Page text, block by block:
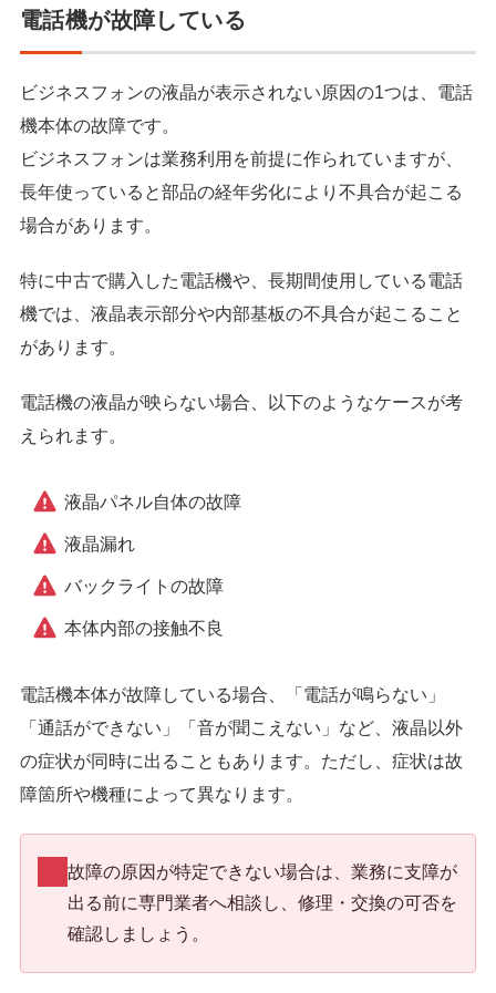
電話機が故障している
ビジネスフォンの液晶が表示されない原因の1つは、電話
機本体の故障です。
ビジネスフォンは業務利用を前提に作られていますが、
長年使っていると部品の経年劣化により不具合が起こる
場合があります。
特に中古で購入した電話機や、長期間使用している電話
機では、液晶表示部分や内部基板の不具合が起こること
があります。
電話機の液晶が映らない場合、以下のようなケースが考
えられます。
液晶パネル自体の故障
液晶漏れ
バックライトの故障
本体内部の接触不良
電話機本体が故障している場合、「電話が鳴らない」
「通話ができない」「音が聞こえない」など、液晶以外
の症状が同時に出ることもあります。ただし、症状は故
障箇所や機種によって異なります。
故障の原因が特定できない場合は、業務に支障が
出る前に専門業者へ相談し、修理・交換の可否を
確認しましょう。